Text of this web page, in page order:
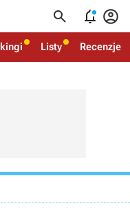
  
Listy Recenzje